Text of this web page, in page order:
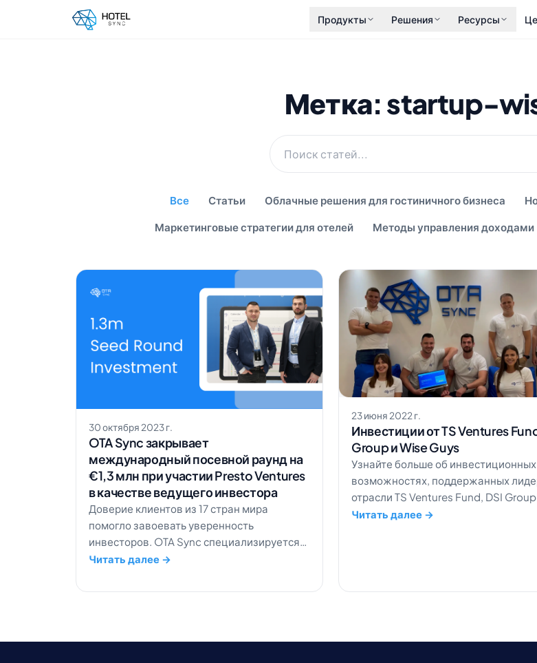
Продукты Решения Ресурсы
Метка: startup-
Все Статьи Облачные решения для гостиничного бизнеса
Маркетинговые стратегии для отелей Методы управления доходами
30 октября 2023 г.
OTA Sync закрывает
международный посевной раунд на
€1,3 млн при участии Presto Ventures
в качестве ведущего инвестора
Доверие клиентов из 17 стран мира
помогло завоевать уверенность
инвесторов. OTA Sync специализируется
на решениях для отелей и помогает
бизнесом из единого центра. Мы рады
которого удалось привлечь €1,3 млн
Читать далее →
23 июня 2022 г.
Инвестиции от TS Ventures
Group и Wise Guys
Узнайте больше об инвестиционных
возможностях, поддержанных
отрасли TS Ventures Fund, DSI
Guys.
Читать далее →